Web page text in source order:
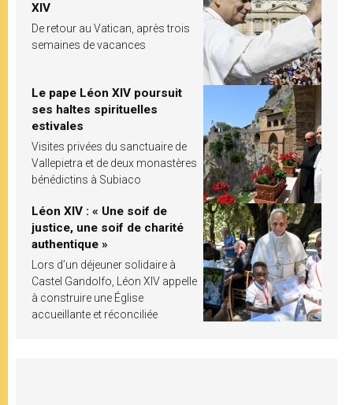
XIV
De retour au Vatican, après trois
semaines de vacances
Le pape Léon XIV poursuit
ses haltes spirituelles
estivales
Visites privées du sanctuaire de
Vallepietra et de deux monastères
bénédictins à Subiaco
Léon XIV : « Une soif de
justice, une soif de charité
authentique »
Lors d’un déjeuner solidaire à
Castel Gandolfo, Léon XIV appelle
à construire une Église
accueillante et réconciliée